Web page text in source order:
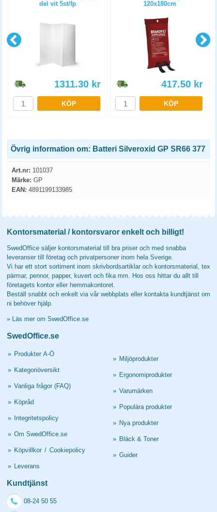
del vit 5st/fp
1311.30 kr
KÖP
120x180cm
417.50 kr
KÖP
Övrig information om: Batteri Silveroxid GP SR66 377
Art.nr: 101037
Märke: GP
EAN: 4891199133985
Kontorsmaterial / kontorsvaror enkelt och billigt!
SwedOffice säljer kontorsmaterial till bra priser och med snabba
leveranser till företag och privatpersoner inom hela Sverige.
Vi har ett stort sortiment inom skrivbordsartiklar och kontorsmaterial, tex
pärmar, pennor, papper, kuvert och fika mm. Hos oss hittar du allt till
företagets kontor eller hemmakontoret.
Beställ snabbt och enkelt via vår webbplats eller kontakta kundtjänst om
ni behöver hjälp.
» Läs mer om SwedOffice.se
SwedOffice.se
» Produkter A-Ö
» Kategoriöversikt
» Vanliga frågor (FAQ)
» Köpråd
» Integritetspolicy
» Om SwedOffice.se
» Köpvillkor / Cookiepolicy
» Leverans
» Miljöprodukter
» Ergonomiprodukter
» Varumärken
» Populära produkter
» Nya produkter
» Bläck & Toner
» Guider
Kundtjänst
08-24 50 55